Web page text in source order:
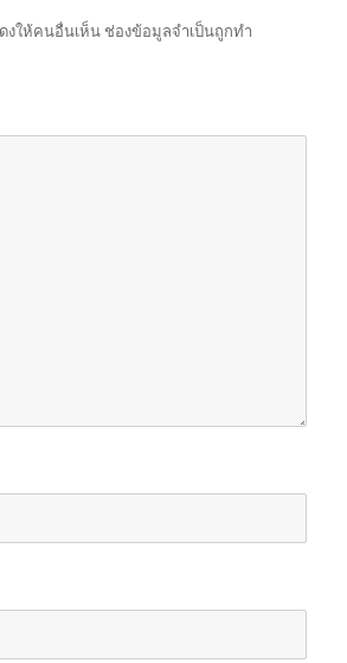
งให้คนอื่นเห็น ช่องข้อมูลจำเป็นถูกทำ